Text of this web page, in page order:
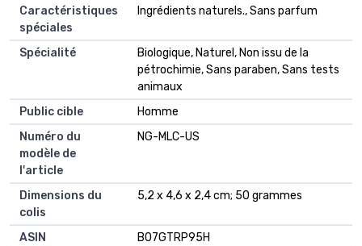
Caractéristiques
spéciales
‎Ingrédients naturels., Sans parfum
Spécialité
‎Biologique, Naturel, Non issu de la
pétrochimie, Sans paraben, Sans tests
animaux
Public cible
‎Homme
Numéro du
modèle de
l'article
‎NG-MLC-US
Dimensions du
colis
‎5,2 x 4,6 x 2,4 cm; 50 grammes
ASIN
‎B07GTRP95H